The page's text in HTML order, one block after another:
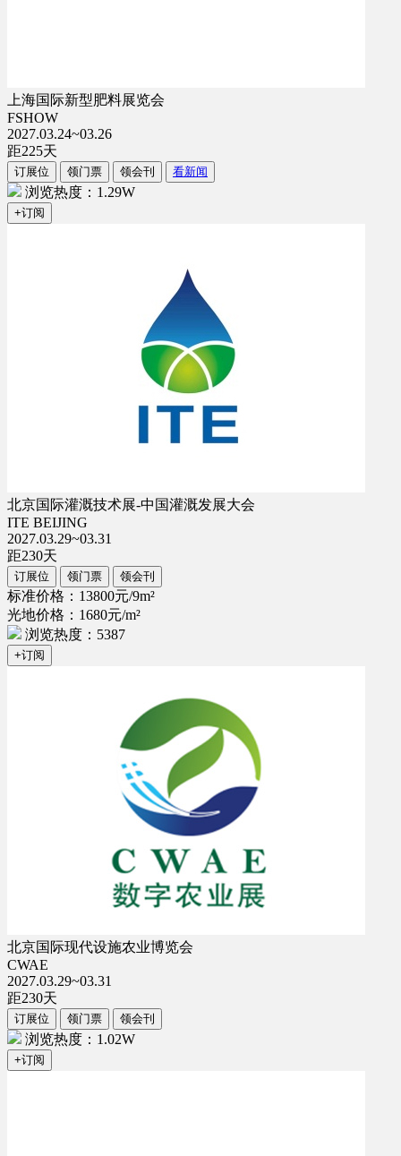
上海国际新型肥料展览会
FSHOW
2027.03.24~03.26
距225天
订展位 领门票 领会刊 看新闻
浏览热度：1.29W
+订阅
北京国际灌溉技术展-中国灌溉发展大会
ITE BEIJING
2027.03.29~03.31
距230天
订展位 领门票 领会刊
标准价格：13800元/9m²
光地价格：1680元/m²
浏览热度：5387
+订阅
北京国际现代设施农业博览会
CWAE
2027.03.29~03.31
距230天
订展位 领门票 领会刊
浏览热度：1.02W
+订阅